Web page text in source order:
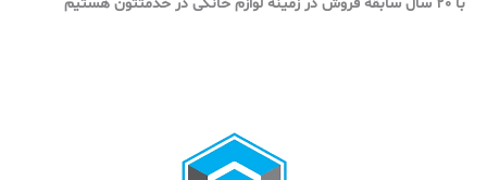
با 20 سال سابقه فروش در زمینه لوازم خانگی در خدمتتون هستیم